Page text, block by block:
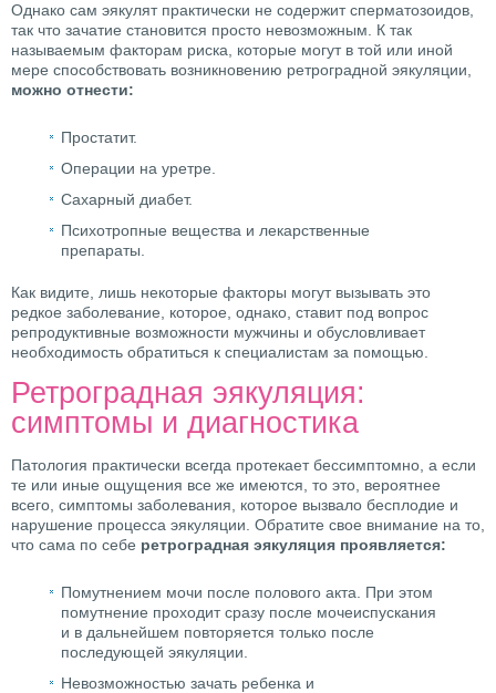
Однако сам эякулят практически не содержит сперматозоидов,
так что зачатие становится просто невозможным. К так
называемым факторам риска, которые могут в той или иной
мере способствовать возникновению ретроградной эякуляции,
можно отнести:
Простатит.
Операции на уретре.
Сахарный диабет.
Психотропные вещества и лекарственные
препараты.
Как видите, лишь некоторые факторы могут вызывать это
редкое заболевание, которое, однако, ставит под вопрос
репродуктивные возможности мужчины и обусловливает
необходимость обратиться к специалистам за помощью.
Ретроградная эякуляция:
симптомы и диагностика
Патология практически всегда протекает бессимптомно, а если
те или иные ощущения все же имеются, то это, вероятнее
всего, симптомы заболевания, которое вызвало бесплодие и
нарушение процесса эякуляции. Обратите свое внимание на то,
что сама по себе ретроградная эякуляция проявляется:
Помутнением мочи после полового акта. При этом
помутнение проходит сразу после мочеиспускания
и в дальнейшем повторяется только после
последующей эякуляции.
Невозможностью зачать ребенка и